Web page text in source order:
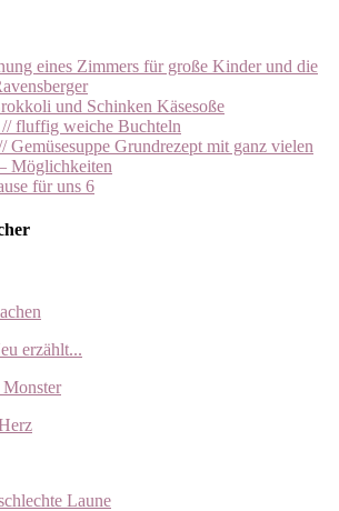
eines Zimmers für große Kinder und die
und Schinken Käsesoße
fluffig weiche Buchteln
Gemüsesuppe Grundrezept mit ganz vielen
Möglichkeiten
für uns 6
erzählt...
Laune